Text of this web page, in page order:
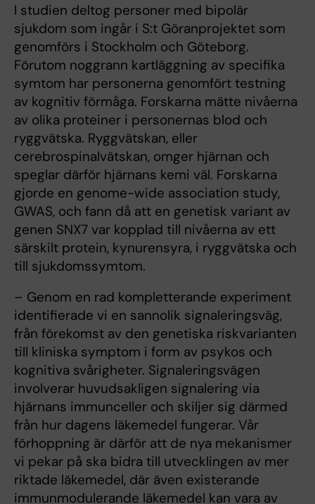
I studien deltog personer med bipolär
sjukdom som ingår i S:t Göranprojektet som
genomförs i Stockholm och Göteborg.
Förutom noggrann kartläggning av specifika
symtom har personerna genomfört testning
av kognitiv förmåga. Forskarna mätte nivåerna
av olika proteiner i personernas blod och
ryggvätska. Ryggvätskan, eller
cerebrospinalvätskan, omger hjärnan och
speglar därför hjärnans kemi väl. Forskarna
gjorde en genome-wide association study,
GWAS, och fann då att en genetisk variant av
genen SNX7 var kopplad till nivåerna av ett
särskilt protein, kynurensyra, i ryggvätska och
till sjukdomssymtom.
– Genom en rad kompletterande experiment
identifierade vi en sannolik signaleringsväg,
från förekomst av den genetiska riskvarianten
till kliniska symptom i form av psykos och
kognitiva svårigheter. Signaleringsvägen
involverar huvudsakligen signalering via
hjärnans immunceller och skiljer sig därmed
från hur dagens läkemedel fungerar. Vår
förhoppning är därför att de nya mekanismer
vi pekar på ska bidra till utvecklingen av mer
riktade läkemedel, där även existerande
immunmodulerande läkemedel kan vara av